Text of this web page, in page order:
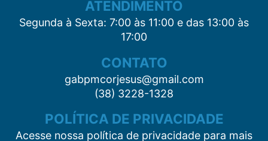
ATENDIMENTO
Segunda à Sexta: 7:00 às 11:00 e das 13:00 às
17:00
CONTATO
gabpmcorjesus@gmail.com
(38) 3228-1328
POLÍTICA DE PRIVACIDADE
Acesse nossa política de privacidade para mais